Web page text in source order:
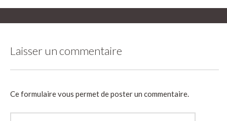
Laisser un commentaire
Ce formulaire vous permet de poster un commentaire.